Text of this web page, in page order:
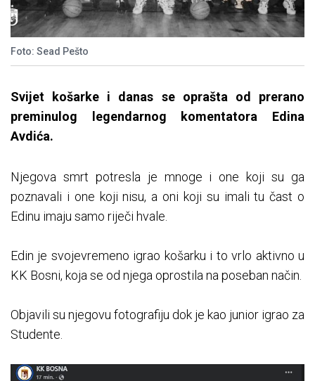
Foto: Sead Pešto
Svijet košarke i danas se oprašta od prerano
preminulog legendarnog komentatora Edina
Avdića.
Njegova smrt potresla je mnoge i one koji su ga
poznavali i one koji nisu, a oni koji su imali tu čast o
Edinu imaju samo riječi hvale.
Edin je svojevremeno igrao košarku i to vrlo aktivno u
KK Bosni, koja se od njega oprostila na poseban način.
Objavili su njegovu fotografiju dok je kao junior igrao za
Studente.